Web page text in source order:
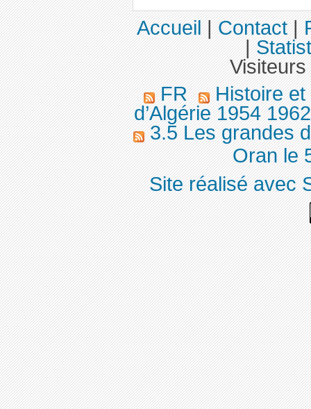
Accueil|Contact|
|
FR
Histoire
d’Algérie 1954
3.5 Les grandes
Oran le
Site réalisé avec